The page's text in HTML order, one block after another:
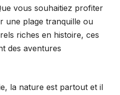
vous souhaitiez profiter
une plage tranquille ou
riches en histoire, ces
des aventures
la nature est partout et il